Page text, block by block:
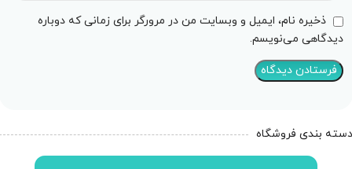
ذخیره نام، ایمیل و وبسایت من در مرورگر برای زمانی که دوباره
دیدگاهی می‌نویسم.
بندی فروشگاه